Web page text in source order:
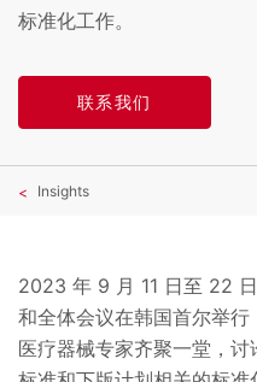
标准化工作。
联系我们
Insights
2023 年 9 月 11 日至 22
和全体会议在韩国首尔举
医疗器械专家齐聚一堂，